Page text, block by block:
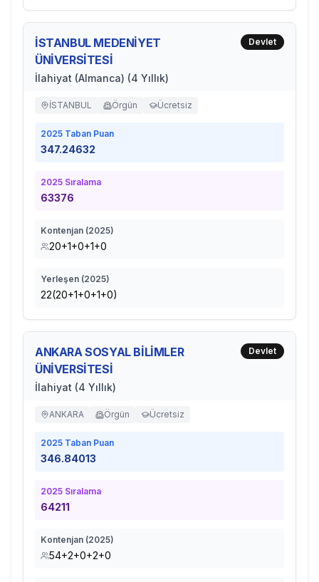
İSTANBUL MEDENİYET
ÜNİVERSİTESİ
İlahiyat (Almanca) (4 Yıllık)
Devlet
İSTANBUL Örgün Ücretsiz
2025 Taban Puan
347.24632
2025 Sıralama
63376
Kontenjan (2025)
20+1+0+1+0
Yerleşen (2025)
22(20+1+0+1+0)
ANKARA SOSYAL BİLİMLER
ÜNİVERSİTESİ
İlahiyat (4 Yıllık)
Devlet
ANKARA Örgün Ücretsiz
2025 Taban Puan
346.84013
2025 Sıralama
64211
Kontenjan (2025)
54+2+0+2+0